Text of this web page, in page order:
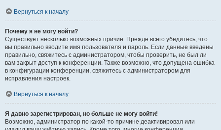
Вернуться к началу
Почему я не могу войти?
Существует несколько возможных причин. Прежде всего убедитесь, что
вы правильно вводите имя пользователя и пароль. Если данные введены
правильно, свяжитесь с администратором, чтобы проверить, не был ли
вам закрыт доступ к конференции. Также возможно, что допущена ошибка
в конфигурации конференции, свяжитесь с администратором для
исправления настроек.
Вернуться к началу
Я давно зарегистрирован, но больше не могу войти!
Возможно, администратор по какой-то причине деактивировал или